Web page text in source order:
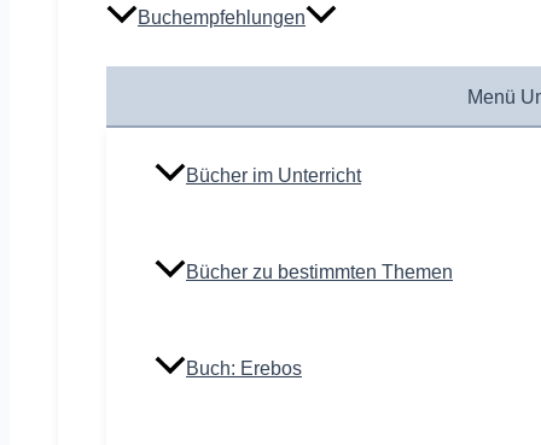
Buchempfehlungen
Menü
Bücher im Unterricht
Bücher zu bestimmten Themen
Buch: Erebos